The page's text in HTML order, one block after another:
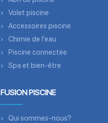
Volet piscine
Accessoires piscine
Chimie de l’eau
Piscine connectée
Spa et bien-être
FUSION PISCINE
Qui sommes-nous?